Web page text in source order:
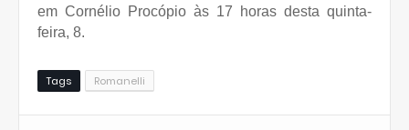
em Cornélio Procópio às 17 horas desta quinta-
feira, 8.
Tags Romanelli